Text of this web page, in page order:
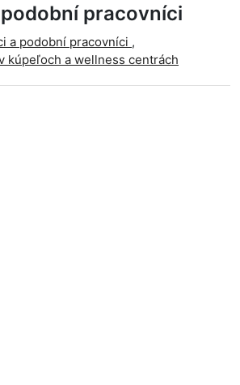
pracovníci
a podobní pracovníci ,
kúpeľoch a wellness centrách